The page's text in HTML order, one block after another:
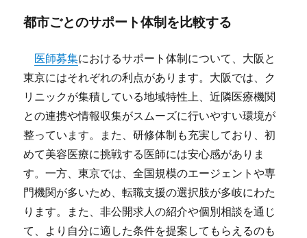
都市ごとのサポート体制を比較する
医師募集におけるサポート体制について、大阪と
東京にはそれぞれの利点があります。大阪では、ク
リニックが集積している地域特性上、近隣医療機関
との連携や情報収集がスムーズに行いやすい環境が
整っています。また、研修体制も充実しており、初
めて美容医療に挑戦する医師には安心感がありま
す。一方、東京では、全国規模のエージェントや専
門機関が多いため、転職支援の選択肢が多岐にわた
ります。また、非公開求人の紹介や個別相談を通じ
て、より自分に適した条件を提案してもらえるのも